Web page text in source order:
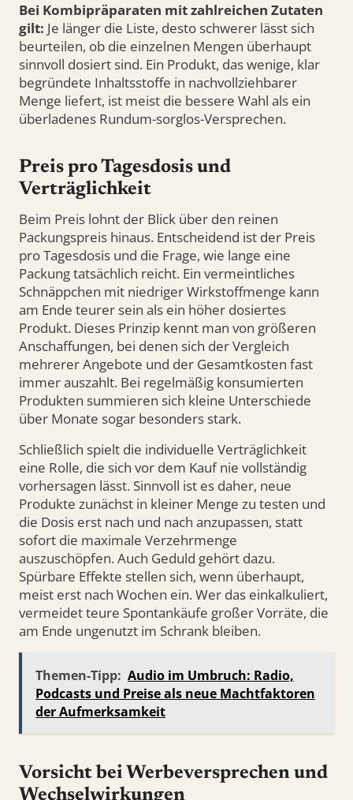
Bei Kombipräparaten mit zahlreichen Zutaten
gilt: Je länger die Liste, desto schwerer lässt sich
beurteilen, ob die einzelnen Mengen überhaupt
sinnvoll dosiert sind. Ein Produkt, das wenige, klar
begründete Inhaltsstoffe in nachvollziehbarer
Menge liefert, ist meist die bessere Wahl als ein
überladenes Rundum-sorglos-Versprechen.
Preis pro Tagesdosis und
Verträglichkeit
Beim Preis lohnt der Blick über den reinen
Packungspreis hinaus. Entscheidend ist der Preis
pro Tagesdosis und die Frage, wie lange eine
Packung tatsächlich reicht. Ein vermeintliches
Schnäppchen mit niedriger Wirkstoffmenge kann
am Ende teurer sein als ein höher dosiertes
Produkt. Dieses Prinzip kennt man von größeren
Anschaffungen, bei denen sich der Vergleich
mehrerer Angebote und der Gesamtkosten fast
immer auszahlt. Bei regelmäßig konsumierten
Produkten summieren sich kleine Unterschiede
über Monate sogar besonders stark.
Schließlich spielt die individuelle Verträglichkeit
eine Rolle, die sich vor dem Kauf nie vollständig
vorhersagen lässt. Sinnvoll ist es daher, neue
Produkte zunächst in kleiner Menge zu testen und
die Dosis erst nach und nach anzupassen, statt
sofort die maximale Verzehrmenge
auszuschöpfen. Auch Geduld gehört dazu.
Spürbare Effekte stellen sich, wenn überhaupt,
meist erst nach Wochen ein. Wer das einkalkuliert,
vermeidet teure Spontankäufe großer Vorräte, die
am Ende ungenutzt im Schrank bleiben.
Themen-Tipp: Audio im Umbruch: Radio,
Podcasts und Preise als neue Machtfaktoren
der Aufmerksamkeit
Vorsicht bei Werbeversprechen und
Wechselwirkungen